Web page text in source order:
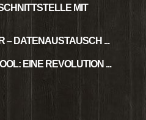
MIT
– DATENAUSTAUSCH ...
EINE REVOLUTION ...